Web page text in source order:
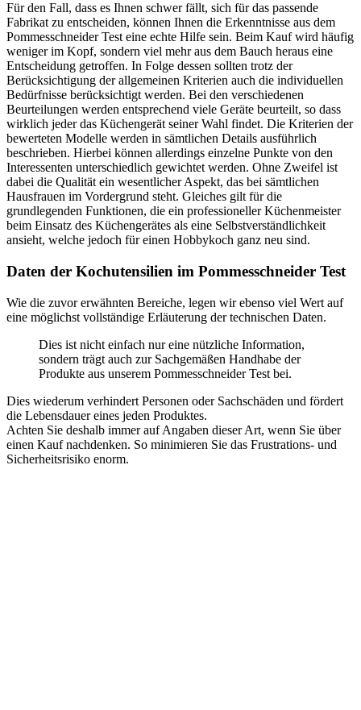
Für den Fall, dass es Ihnen schwer fällt, sich für das passende
Fabrikat zu entscheiden, können Ihnen die Erkenntnisse aus dem
Pommesschneider Test eine echte Hilfe sein. Beim Kauf wird häufig
weniger im Kopf, sondern viel mehr aus dem Bauch heraus eine
Entscheidung getroffen. In Folge dessen sollten trotz der
Berücksichtigung der allgemeinen Kriterien auch die individuellen
Bedürfnisse berücksichtigt werden. Bei den verschiedenen
Beurteilungen werden entsprechend viele Geräte beurteilt, so dass
wirklich jeder das Küchengerät seiner Wahl findet. Die Kriterien der
bewerteten Modelle werden in sämtlichen Details ausführlich
beschrieben. Hierbei können allerdings einzelne Punkte von den
Interessenten unterschiedlich gewichtet werden. Ohne Zweifel ist
dabei die Qualität ein wesentlicher Aspekt, das bei sämtlichen
Hausfrauen im Vordergrund steht. Gleiches gilt für die
grundlegenden Funktionen, die ein professioneller Küchenmeister
beim Einsatz des Küchengerätes als eine Selbstverständlichkeit
ansieht, welche jedoch für einen Hobbykoch ganz neu sind.
Daten der Kochutensilien im Pommesschneider Test
Wie die zuvor erwähnten Bereiche, legen wir ebenso viel Wert auf
eine möglichst vollständige Erläuterung der technischen Daten.
Dies ist nicht einfach nur eine nützliche Information,
sondern trägt auch zur Sachgemäßen Handhabe der
Produkte aus unserem Pommesschneider Test bei.
Dies wiederum verhindert Personen oder Sachschäden und fördert
die Lebensdauer eines jeden Produktes.
Achten Sie deshalb immer auf Angaben dieser Art, wenn Sie über
einen Kauf nachdenken. So minimieren Sie das Frustrations- und
Sicherheitsrisiko enorm.